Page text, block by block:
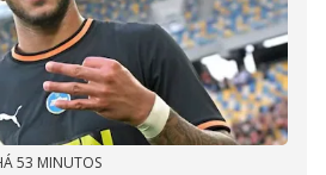
53 MINUTOS